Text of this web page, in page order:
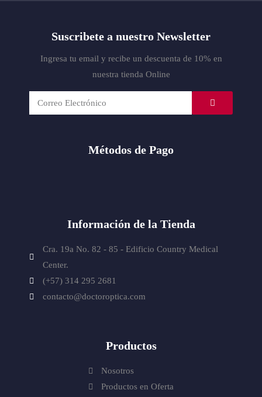
Productos
Nosotros
Productos en Oferta
Información de la Tienda
Cra. 19a No. 82 - 85 - Edificio Country Medical
Center.
(+57) 314 295 2681
contacto@doctoroptica.com
Suscribete a nuestro Newsletter
Ingresa tu email y recibe un descuenta de 10% en
nuestra tienda Online
Métodos de Pago